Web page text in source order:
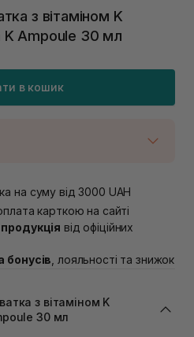
з вітаміном K
K Ampoule 30 мл
в кошик
Винниченка 4
Академіка Підстригача, 1В
Степана Бандери 45
на суму від 3000 UAH
карткою на сайті
від офіційних
бонусів , лояльності та знижок
з вітаміном K
30 мл